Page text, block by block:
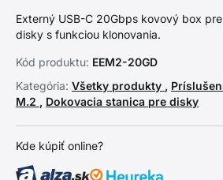
Externý USB-C 20Gbps kovový box
disky s funkciou klonovania.
Kód produktu: EEM2-20GD
Kategória: Všetky produkty ,
M.2 , Dokovacia stanica pre disky
Kde kúpiť online?